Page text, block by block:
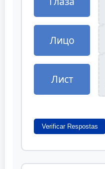
Лицо
Лист
Verificar Respostas